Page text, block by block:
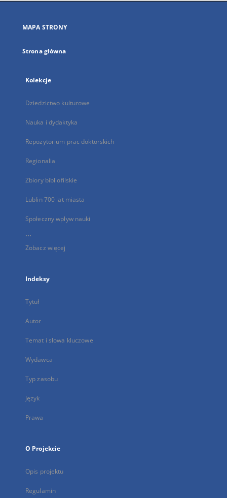
karcie
MAPA STRONY
Strona główna
Kolekcje
Dziedzictwo kulturowe
Nauka i dydaktyka
Repozytorium prac doktorskich
Regionalia
Zbiory bibliofilskie
Lublin 700 lat miasta
Społeczny wpływ nauki
...
Zobacz więcej
Indeksy
Tytuł
Autor
Temat i słowa kluczowe
Wydawca
Typ zasobu
Język
Prawa
O Projekcie
Opis projektu
Regulamin